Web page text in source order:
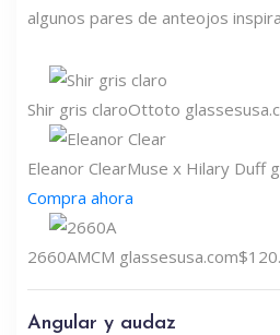
algunos pares de anteojos
Shir gris claroOttoto
Eleanor ClearMuse x Hilary Duff
Compra ahora
2660AMCM glassesusa.com
Angular y audaz